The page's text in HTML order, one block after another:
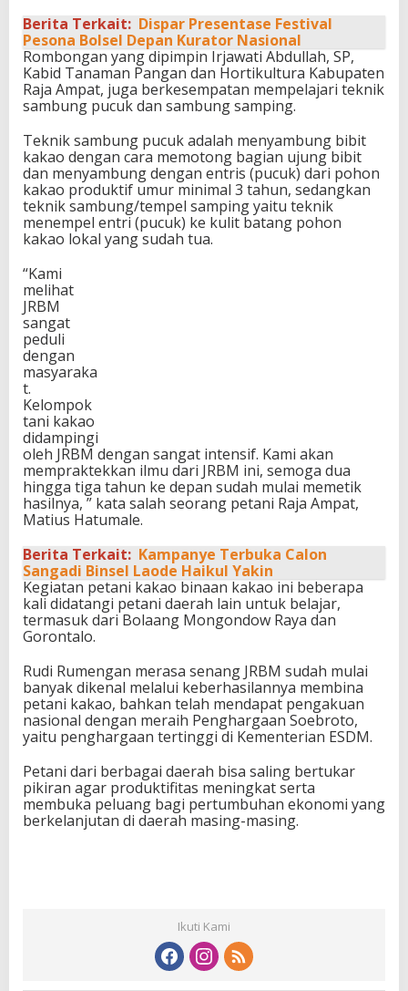
Berita Terkait: Dispar Presentase Festival
Pesona Bolsel Depan Kurator Nasional
Rombongan yang dipimpin Irjawati Abdullah, SP,
Kabid Tanaman Pangan dan Hortikultura Kabupaten
Raja Ampat, juga berkesempatan mempelajari teknik
sambung pucuk dan sambung samping.
Teknik sambung pucuk adalah menyambung bibit
kakao dengan cara memotong bagian ujung bibit
dan menyambung dengan entris (pucuk) dari pohon
kakao produktif umur minimal 3 tahun, sedangkan
teknik sambung/tempel samping yaitu teknik
menempel entri (pucuk) ke kulit batang pohon
kakao lokal yang sudah tua.
“Kami
melihat
JRBM
sangat
peduli
dengan
masyaraka
t.
Kelompok
tani kakao
didampingi
oleh JRBM dengan sangat intensif. Kami akan
mempraktekkan ilmu dari JRBM ini, semoga dua
hingga tiga tahun ke depan sudah mulai memetik
hasilnya, ” kata salah seorang petani Raja Ampat,
Matius Hatumale.
Berita Terkait: Kampanye Terbuka Calon
Sangadi Binsel Laode Haikul Yakin
Kegiatan petani kakao binaan kakao ini beberapa
kali didatangi petani daerah lain untuk belajar,
termasuk dari Bolaang Mongondow Raya dan
Gorontalo.
Rudi Rumengan merasa senang JRBM sudah mulai
banyak dikenal melalui keberhasilannya membina
petani kakao, bahkan telah mendapat pengakuan
nasional dengan meraih Penghargaan Soebroto,
yaitu penghargaan tertinggi di Kementerian ESDM.
Petani dari berbagai daerah bisa saling bertukar
pikiran agar produktifitas meningkat serta
membuka peluang bagi pertumbuhan ekonomi yang
berkelanjutan di daerah masing-masing.
Ikuti Kami